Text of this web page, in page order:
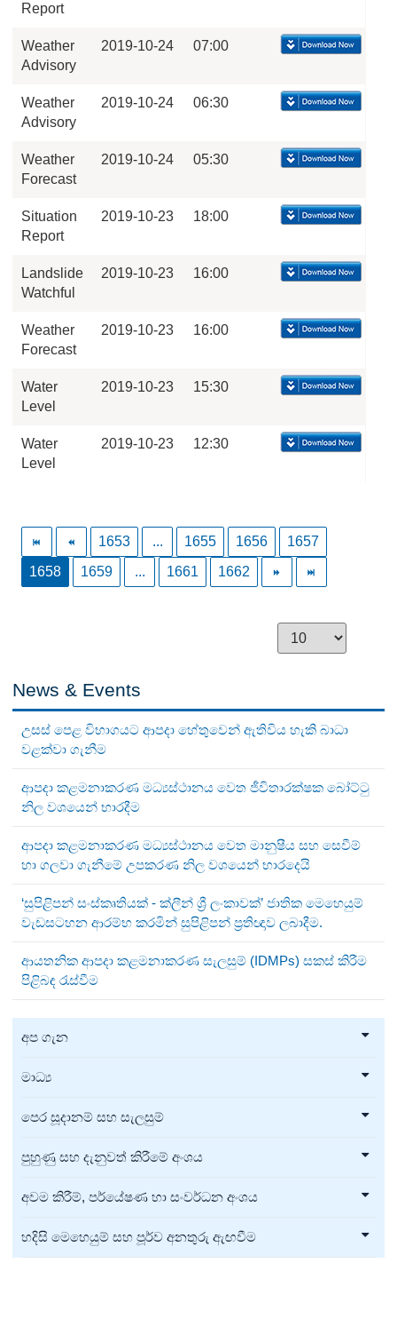
Report
Weather
Advisory
2019-10-24 07:00
Weather
Advisory
2019-10-24 06:30
Weather
Forecast
2019-10-24 05:30
Situation
Report
2019-10-23 18:00
Landslide
Watchful
2019-10-23 16:00
Weather
Forecast
2019-10-23 16:00
Water
Level
2019-10-23 15:30
Water
Level
2019-10-23 12:30
1653 ... 1655 1656
1657
1658
1659 ... 1661 1662
News & Events
උසස් පෙළ විභාගයට ආපදා හේතුවෙන් ඇතිවිය හැකි බාධා
වළක්වා ගැනීම
ආපදා කළමනාකරණ මධ්‍යස්ථානය වෙත ජීවිතාරක්ෂක බෝට්ටු
නිල වශයෙන් භාරදීම
ආපදා කළමනාකරණ මධ්‍යස්ථානය වෙත මානුෂීය සහ සෙවීම්
හා ගලවා ගැනීමේ උපකරණ නිල වශයෙන් භාරදෙයි
‘සුපිළිපන් සංස්කෘතියක් - ක්ලීන් ශ්‍රී ලංකාවක්’ ජාතික මෙහෙයුම්
වැඩසටහන ආරම්භ කරමින් සුපිළිපන් ප්‍රතිඥාව ලබාදීම.
ආයතනික ආපදා කළමනාකරණ සැලසුම් (IDMPs) සකස් කිරීම
පිළිබඳ රැස්වීම
අප ගැන
මාධ්‍ය
පෙර සූදානම් සහ සැලසුම්
පුහුණු සහ දැනුවත් කිරීමේ අංශය
අවම කිරීම්, පර්යේෂණ හා සංවර්ධන අංශය
හදිසි මෙහෙයුම් සහ පූර්ව අනතුරු ඇඟවීම